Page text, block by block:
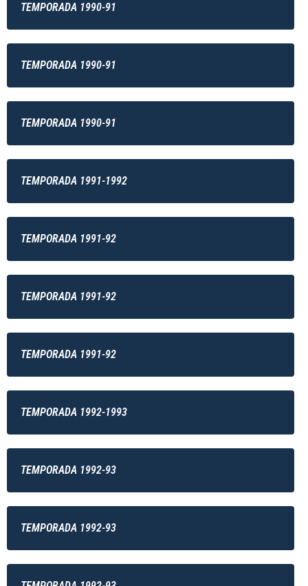
TEMPORADA 1990-91
TEMPORADA 1990-91
TEMPORADA 1990-91
TEMPORADA 1991-1992
TEMPORADA 1991-92
TEMPORADA 1991-92
TEMPORADA 1991-92
TEMPORADA 1992-1993
TEMPORADA 1992-93
TEMPORADA 1992-93